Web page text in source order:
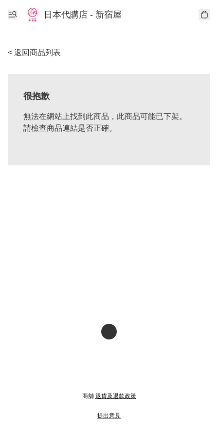
日本代購店 - 新宿屋
< 返回商品列表
很抱歉
無法在網站上找到此商品，此商品可能已下架。
請檢查商品連結是否正確。
商舖 退貨及退款政策
提出意見